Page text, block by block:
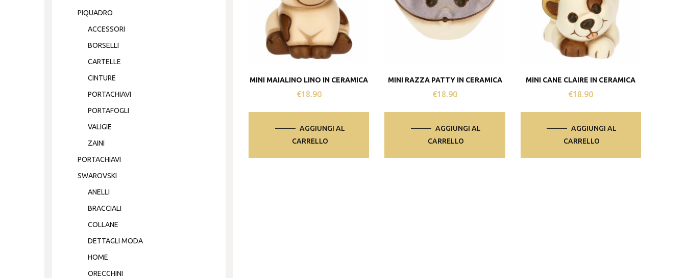
MINI MAIALINO LINO IN CERAMICA
€18.90
AGGIUNGI AL
CARRELLO
MINI RAZZA PATTY IN CERAMICA
€18.90
AGGIUNGI AL
CARRELLO
MINI CANE CLAIRE IN CERAMICA
€18.90
AGGIUNGI AL
CARRELLO
PIQUADRO
ACCESSORI
BORSELLI
CARTELLE
CINTURE
PORTACHIAVI
PORTAFOGLI
VALIGIE
ZAINI
PORTACHIAVI
SWAROVSKI
ANELLI
BRACCIALI
COLLANE
DETTAGLI MODA
HOME
ORECCHINI